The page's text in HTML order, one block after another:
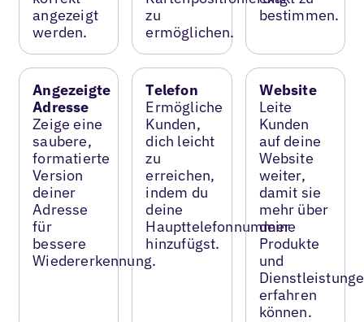
angezeigt
werden.
zu
ermöglichen.
bestimmen.
Angezeigte
Adresse
Zeige eine
saubere,
formatierte
Version
deiner
Adresse
für
bessere
Wiedererkennung.
Telefon
Ermögliche
Kunden,
dich leicht
zu
erreichen,
indem du
deine
Haupttelefonnummer
hinzufügst.
Website
Leite
Kunden
auf deine
Website
weiter,
damit sie
mehr über
deine
Produkte
und
erfahren
können.